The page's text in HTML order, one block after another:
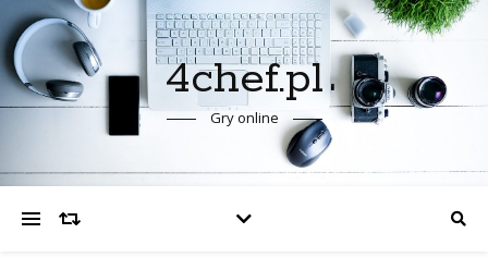
4chef.pl
Gry online